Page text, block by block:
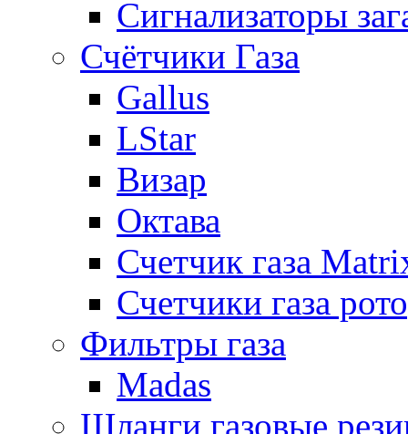
Сигнализаторы
Счётчики Газа
Gallus
LStar
Визар
Октава
Счетчик газа
Счетчики газа
Фильтры газа
Madas
Шланги газовые